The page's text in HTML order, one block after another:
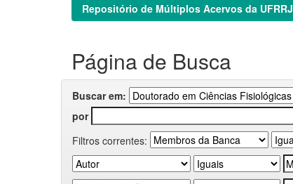
Repositório de Múltiplos Acervos da UFRRJ
Página de Busca
Buscar em:
por
Filtros correntes: